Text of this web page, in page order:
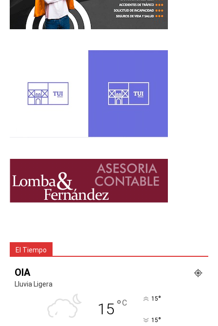
El Tiempo
OIA
Lluvia Ligera
15 °C 15°
15°